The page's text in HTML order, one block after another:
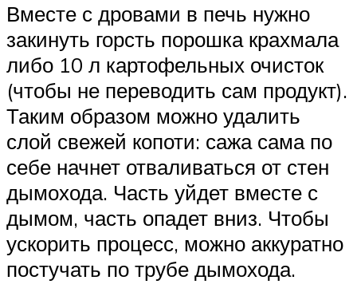
Вместе с дровами в печь нужно
закинуть горсть порошка крахмала
либо 10 л картофельных очисток
(чтобы не переводить сам продукт).
Таким образом можно удалить
слой свежей копоти: сажа сама по
себе начнет отваливаться от стен
дымохода. Часть уйдет вместе с
дымом, часть опадет вниз. Чтобы
ускорить процесс, можно аккуратно
постучать по трубе дымохода.